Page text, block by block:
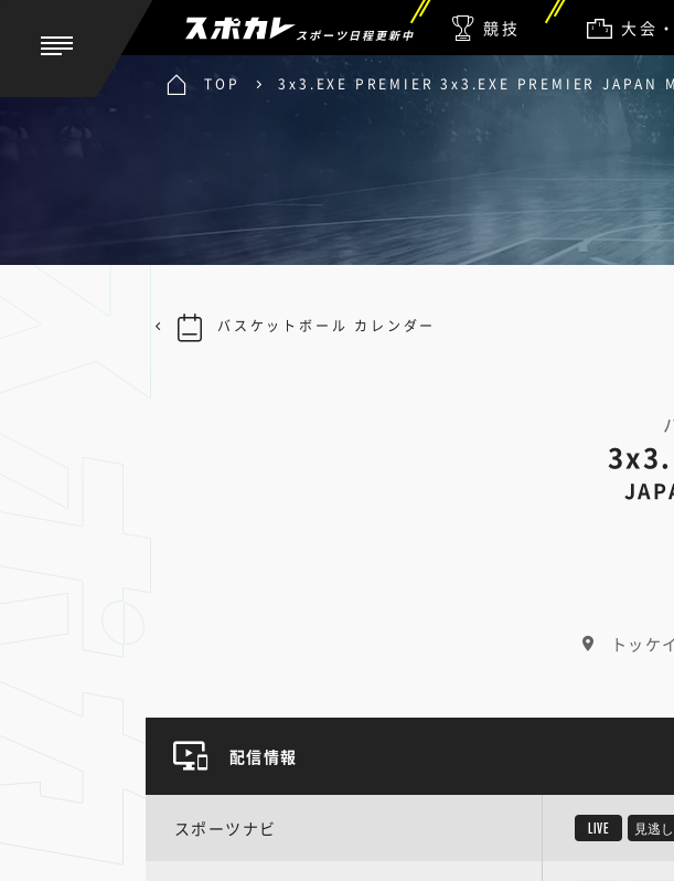
スポーツ日程更新中 競技 大会
TOP 3x3.EXE PREMIER 3x3.EXE PREMIER JAPAN
トッケ
バスケットボール カレンダー
配信情報
スポーツナビ LIVE 見逃し